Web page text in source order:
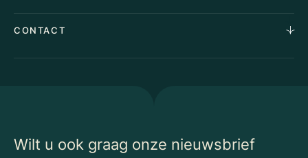
Taxaties
Advies
Waarom Klaassen
Vacatures
Algemene voorwaarden
Vergunningen
CONTACT
Wilt u ook graag onze nieuwsbrief